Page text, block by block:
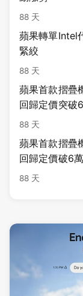
88 天
蘋果轉單Intel
緊絞
88 天
蘋果首款摺疊
回歸定價突破
88 天
蘋果首款摺疊
回歸定價破6萬
88 天